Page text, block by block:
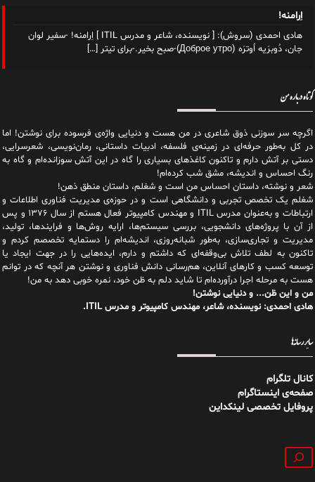
اِرامنه!
هادی احمدی (سروش): [ نویسنده، شاعر و مدرس ITIL ] اِرامنه! -سفیر لوان
جان، دُوبرَیه اُوترَه (Доброе утро)-صبح بخیر.-برای تیتر
[…]
کوتاه درباره من
اگرچه سر سوزنی ذوق شاعری در من هست و دنیایی واژه‌‌ی فرسوده برای نوشتن! اما
در کل به‌طور حرفه‌ای در زمینه‌ی فلسفه، ادبیات داستانی، رمان‌نویسی، شعرسرایی،
دستی بر آتش دارم و تاکنون کاغذهای بسیاری را گاه در این آتش سوزانده‌ام و گاه به
رنگ احساس و اندیشه، مشق شب کرده‌ام!
شعر و نوشته، داستان احساس من است و شغلم، داستان منطق ذهن!
شغلم یک تخصص تجربی و دانشگاهی است و در حوزه‌ی مدیریت فناوری اطلاعات و
ارتباطات و به‌عنوان مدرس ITIL و مهندس کامپیوتر فعال هستم از سال ۱۳۷۶ و پس
از آن با پروژه‌های دانشجویی، بررسی سیستم‌ها، ارایه روش‌ها و فرایندها، تولید،
مدیریت و تجاری‌سازی، به‌طور شبانه‌روزی، اندیشه‌ام را دستمایه تخصصم کردم و
تاکنون به لطف تلاش بی‌وقفه‌ای که داشتم و دارم، اید‌ه‌هایی را در جهت ایجاد یا
توسعه کسب و کارهای آنلاین، هم‌رسانی دانش فناوری و نوشتن هر آنچه که در توانم
هست به مرحله اجرا درآورده‌ام تا شاید دلم به ظن خود، نمره خوبی دهد به من!
من و این ظن... و دنیایی نوشتن!
هادی احمدی: نویسنده، شاعر، مهندس کامپیوتر و مدرس ITIL.
سایر رسانه‌ها
کانال تلگرام
صفحه‌ی اینستاگرام
پروفایل تخصصی لینکداین
جستجو